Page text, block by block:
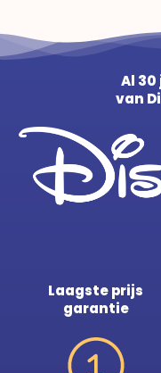
Al
van
Laagste prijs
garantie